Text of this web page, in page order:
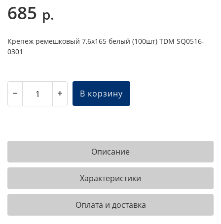
685 р.
Крепеж ремешковый 7,6х165 белый (100шт) TDM SQ0516-
0301
В корзину
Описание
Характеристики
Оплата и доставка